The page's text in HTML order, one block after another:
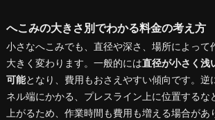
へこみの大きさ別でわかる料金の考え方
小さなへこみでも、直径や深さ、場所によって
大きく変わります。一般的には直径が小さく浅
可能となり、費用もおさえやすい傾向です。逆
ネル端にかかる、プレスライン上に位置するな
上がるため、作業時間も費用も増える場合が